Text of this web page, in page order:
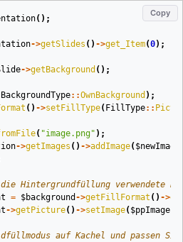
Copy
();
->getSlides () ->get_Item(0);
->getBackground ();
BackgroundType::OwnBackground );
() ->setFillType( FillType::
( "image.png" );
->getImages () ->addImage( $newImage
Hintergrundfüllung verwendete
= $background ->getFillFormat () ->
->getPicture() ->setImage( $ppImage
auf Kachel und passen